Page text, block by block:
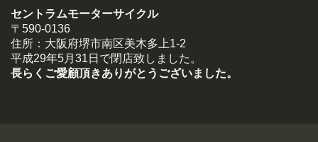
セントラムモーターサイクル
〒590-0136
住所：大阪府堺市南区美木多上1-2
平成29年5月31日で閉店致しました。
長らくご愛顧頂きありがとうございました。